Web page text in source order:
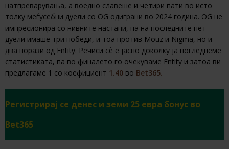
натпреварувања, а воедно славеше и четири пати во исто
толку меѓусебни дуели со OG одиграни во 2024 година. OG не
импресионира со нивните настапи, па на последните пет
дуели имаше три победи, и тоа против Mouz и Nigma, но и
два порази од Entity. Речиси сè е јасно доколку ја погледнеме
статистиката, па во финалето го очекуваме Entity и затоа ви
предлагаме 1 со коефициент 1.40 во Bet365.
Регистрирај се денес и земи 25 евра бонус во
Bet365